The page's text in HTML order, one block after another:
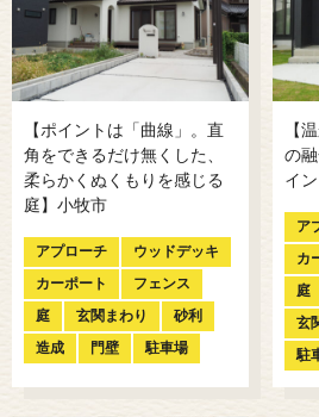
【ポイントは「曲線」。直
角をできるだけ無くした、
柔らかくぬくもりを感じる
庭】小牧市
アプローチ
ウッドデッキ
カーポート
フェンス
庭
玄関まわり
砂利
造成
門壁 駐車場
【
の
イ
ア
カ
庭
玄
駐